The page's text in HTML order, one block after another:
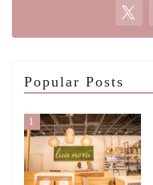
Popular Posts
1